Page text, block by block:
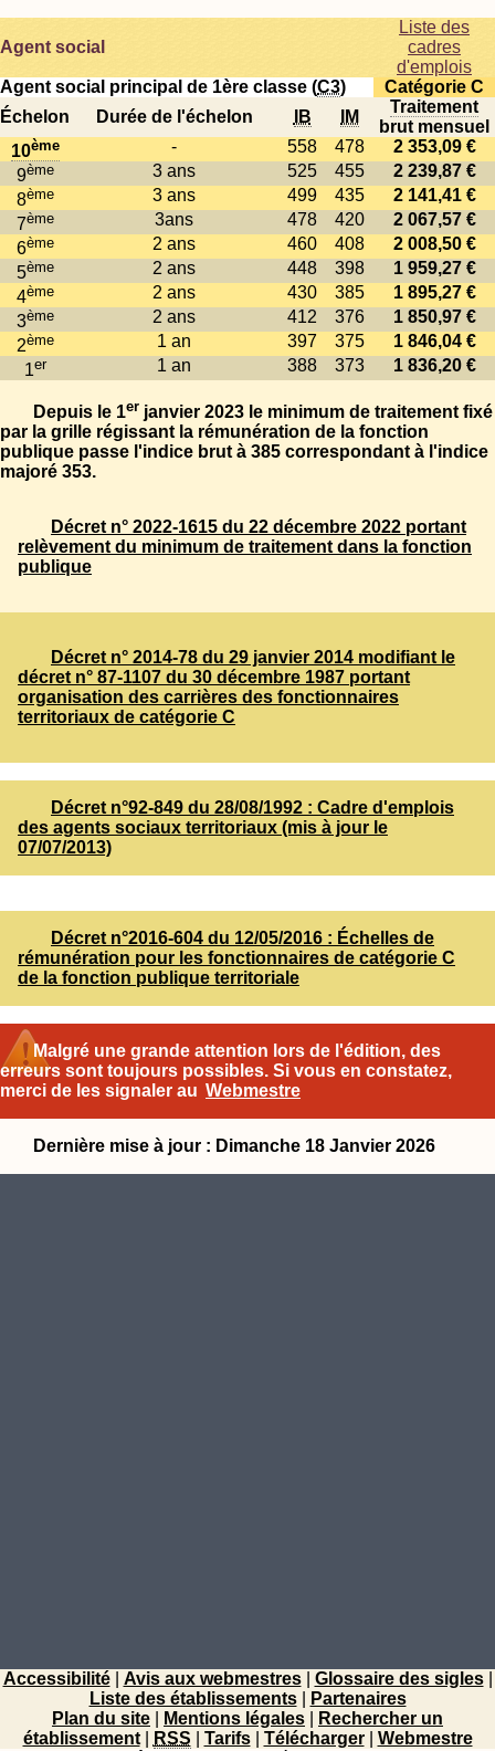
Agent social
Liste des
cadres
d'emplois
Agent social principal de 1ère classe (C3)
Catégorie C
Échelon
Durée de l'échelon IB IM
Traitement
brut mensuel
10ème - 558 478
2 353,09 €
9ème 3 ans 525 455
2 239,87 €
8ème 3 ans 499 435
2 141,41 €
7ème 3ans 478 420
2 067,57 €
6ème 2 ans 460 408
2 008,50 €
5ème 2 ans 448 398
1 959,27 €
4ème 2 ans 430 385
1 895,27 €
3ème 2 ans 412 376
1 850,97 €
2ème 1 an 397 375
1 846,04 €
1er 1 an 388 373 1 836,20 €
Depuis le 1er janvier 2023 le minimum de traitement fixé
par la grille régissant la rémunération de la fonction
publique passe l'indice brut à 385 correspondant à l'indice
majoré 353.
Décret n° 2022-1615 du 22 décembre 2022 portant
relèvement du minimum de traitement dans la fonction
publique
Décret n° 2014-78 du 29 janvier 2014 modifiant le
décret n° 87-1107 du 30 décembre 1987 portant
organisation des carrières des fonctionnaires
territoriaux de catégorie C
Décret n°92-849 du 28/08/1992 : Cadre d'emplois
des agents sociaux territoriaux (mis à jour le
07/07/2013)
Décret n°2016-604 du 12/05/2016 : Échelles de
rémunération pour les fonctionnaires de catégorie C
de la fonction publique territoriale
Malgré une grande attention lors de l'édition, des
erreurs sont toujours possibles. Si vous en constatez,
merci de les signaler au Webmestre
Dernière mise à jour : Dimanche 18 Janvier 2026
Accessibilité| Avis aux webmestres| Glossaire des sigles|
Liste des établissements|
Partenaires
Plan du site
Mentions légales
Rechercher un
établissement| RSS Tarifs| Télécharger| Webmestre